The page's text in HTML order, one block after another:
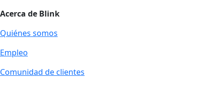
Acerca de Blink
Quiénes somos
Empleo
Comunidad de clientes